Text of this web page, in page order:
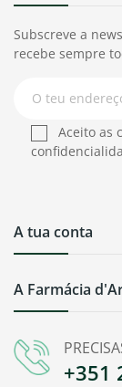
+351
A Farmácia
A tua conta
Subscreve a
recebe sempre
Aceito as